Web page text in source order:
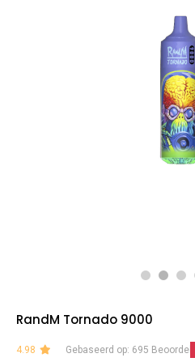
RandM Tornado 9000
4.98 Gebaseerd op: 695